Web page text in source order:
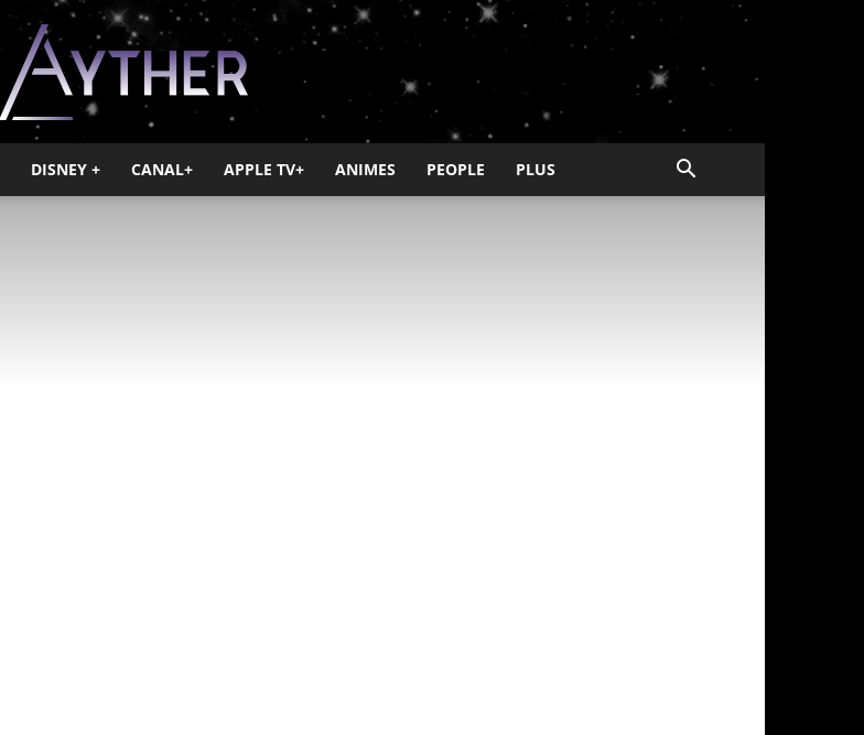
Ayther
DISNEY + CANAL+ APPLE TV+ ANIMES PEOPLE PLUS